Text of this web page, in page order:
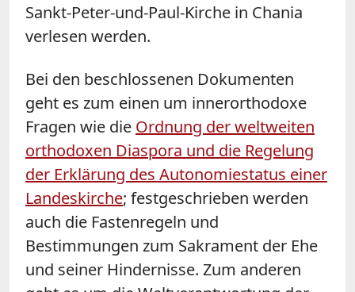
Sankt-Peter-und-Paul-Kirche in Chania
verlesen werden.
Bei den beschlossenen Dokumenten
geht es zum einen um innerorthodoxe
Fragen wie die Ordnung der weltweiten
orthodoxen Diaspora und die Regelung
der Erklärung des Autonomiestatus einer
Landeskirche; festgeschrieben werden
auch die Fastenregeln und
Bestimmungen zum Sakrament der Ehe
und seiner Hindernisse. Zum anderen